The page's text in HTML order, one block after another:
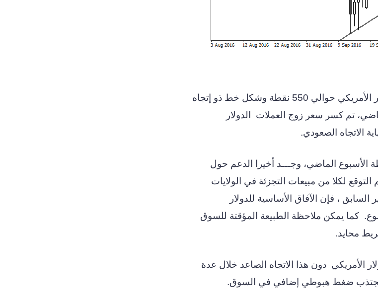
منذ بداية يونيو في عام 2016 أرتفع سعر الدولار الاسترالي / الدولار الأمريكي حوالي 550 نقطة وشكل خط ذو إتجاه
تم كسر سعر زوج العملات
الدولار
الاتجاه الصعودي.
245 نقطة الأسبوع الماضي، وجـــد أخيرا الدعم حول
الرئيسية حول مستوى 0,7530. وحيث يتم التوقع لكلا من مبيعات التجزئة في الولايات
السابق ، فإن الآفاق الأساسية للدولار
كما يمكن ملاحظة الطبيعة المؤقتة للسوق
محايد.
الأمريكي دون هذا الاتجاه الصاعد خلال عدة